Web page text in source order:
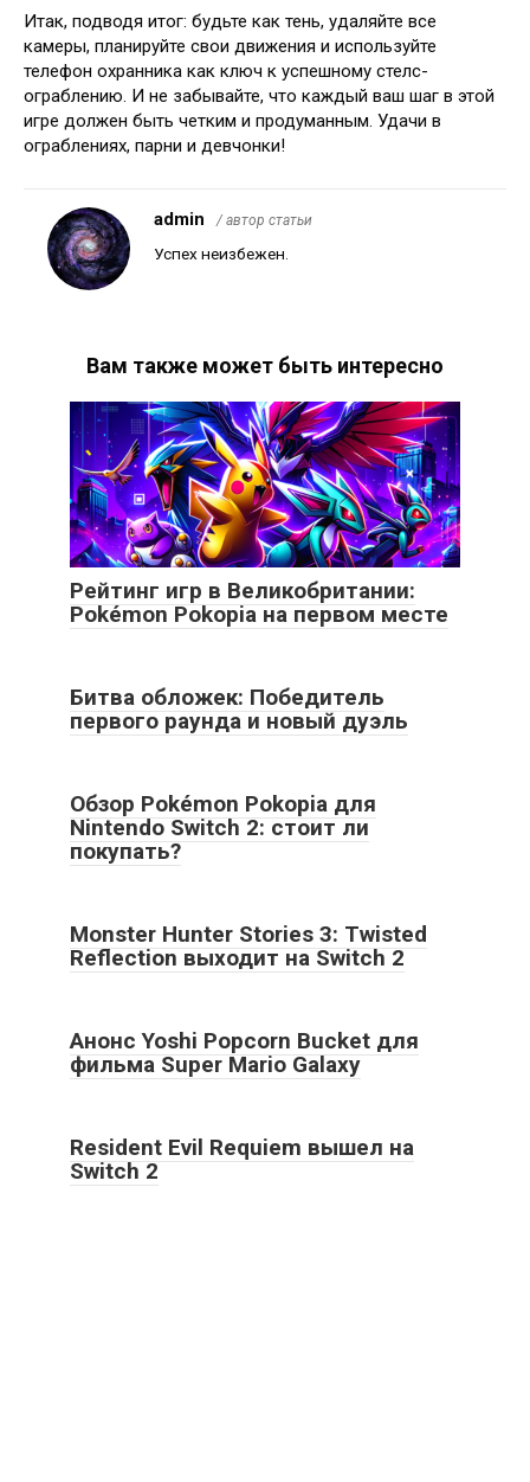
Итак, подводя итог: будьте как тень, удаляйте все
камеры, планируйте свои движения и используйте
телефон охранника как ключ к успешному стелс-
ограблению. И не забывайте, что каждый ваш шаг в этой
игре должен быть четким и продуманным. Удачи в
ограблениях, парни и девчонки!
admin / автор статьи
Успех неизбежен.
Вам также может быть интересно
Рейтинг игр в Великобритании:
Pokémon Pokopia на первом месте
Битва обложек: Победитель
первого раунда и новый дуэль
Обзор Pokémon Pokopia для
Nintendo Switch 2: стоит ли
покупать?
Monster Hunter Stories 3: Twisted
Reflection выходит на Switch 2
Анонс Yoshi Popcorn Bucket для
фильма Super Mario Galaxy
Resident Evil Requiem вышел на
Switch 2